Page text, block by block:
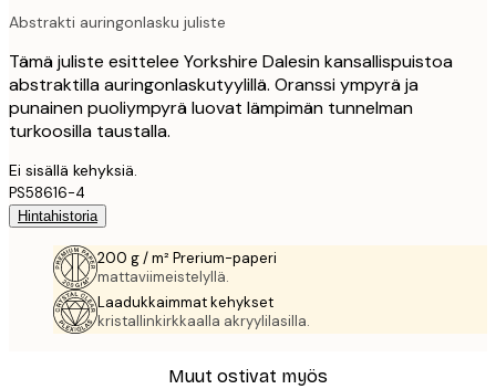
Abstrakti auringonlasku juliste
Tämä juliste esittelee Yorkshire Dalesin kansallispuistoa
abstraktilla auringonlaskutyylillä. Oranssi ympyrä ja
punainen puoliympyrä luovat lämpimän tunnelman
turkoosilla taustalla.
Ei sisällä kehyksiä.
PS58616-4
Hintahistoria
200 g / m² Prerium-paperi
mattaviimeistelyllä.
Laadukkaimmat kehykset
kristallinkirkkaalla akryylilasilla.
Muut ostivat myös